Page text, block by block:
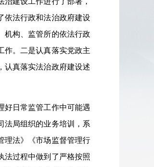
依法行政和法治政府建设
机构、监管所的依法行政
作。二是认真落实党政主
认真落实法治政府建设述
好日常监管工作中可能遇
法局组织的业务培训，系
理法》《市场监督管理行
法过程中做到了严格按照